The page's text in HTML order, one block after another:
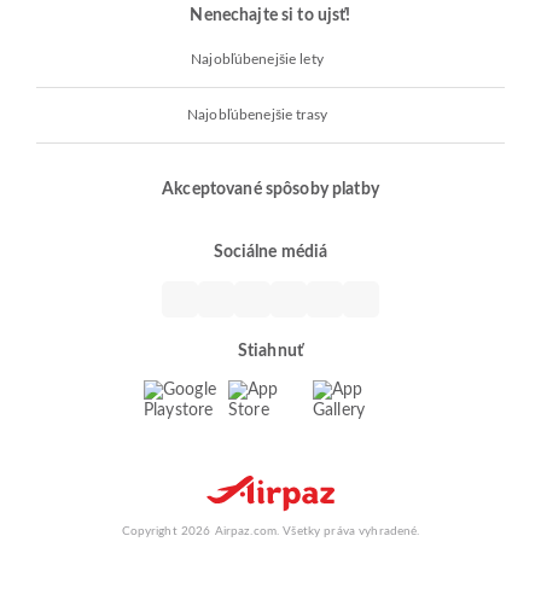
Nenechajte si to ujsť!
Najobľúbenejšie lety
Najobľúbenejšie trasy
Akceptované spôsoby platby
Sociálne médiá
Stiahnuť
Copyright 2026 Airpaz.com. Všetky práva vyhradené.